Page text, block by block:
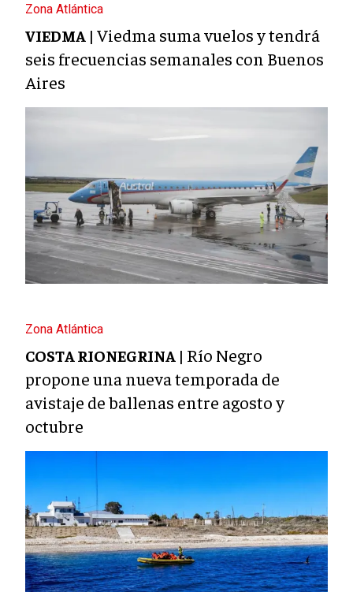
Zona Atlántica
VIEDMA | Viedma suma vuelos y tendrá
seis frecuencias semanales con Buenos
Aires
Zona Atlántica
COSTA RIONEGRINA | Río Negro
propone una nueva temporada de
avistaje de ballenas entre agosto y
octubre